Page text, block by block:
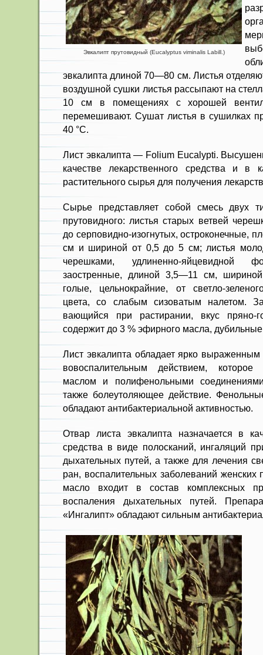
Эвкалипт прутовидный (Eucalyptus viminalis Labill.)
эвкалипта длиной 70—80 см. Листья
воздушной суш­ки листья рассыпают на
10 см в поме­щениях с хорошей
перемешивают. Сушат листья в сушилках
40 °С.
Лист эвкалипта — Folium Eucalypti.
ка­честве лекарственного средства и в
растительного сырья для получения
Сырье представляет собой смесь двух
прутовидного: листья старых ветвей
до серповид­но-изогнутых, остроконечные,
см и шириной от 0,5 до 5 см; листья
черешками, удли­ненно-
заостренные, длиной 3,5—11 см,
голые, цельнокрайние, от светло-
цвета, со слабым сизова­тым налетом.
вающийся при растирании, вкус пряно-
содержит до 3 % эфирного масла,
Лист эвкалипта обладает ярко
вовоспалительным действием,
маслом и полифенольными
также болеутоляющее дей­ствие.
обладают антибактериальной активностью.
Отвар листа эвкалипта назначает­ся в
средст­ва в виде полосканий, ингаляций
дыхательных путей, а также для лечения
ран, воспалительных заболеваний
масло входит в состав комплексных
воспаления дыхательных путей.
«Ингалипт» обладают сильным